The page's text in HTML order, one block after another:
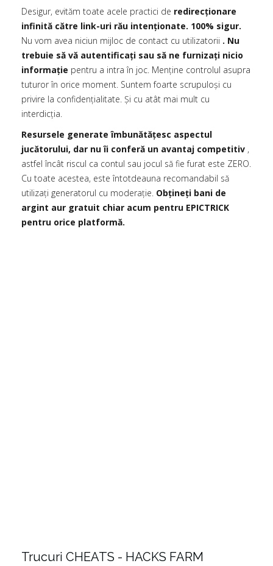
Desigur, evităm toate acele practici de redirecționare
infinită către link-uri rău intenționate. 100% sigur.
Nu vom avea niciun mijloc de contact cu utilizatorii . Nu
trebuie să vă autentificați sau să ne furnizați nicio
informație pentru a intra în joc. Menține controlul asupra
tuturor în orice moment. Suntem foarte scrupuloși cu
privire la confidențialitate. Și cu atât mai mult cu
interdicția.
Resursele generate îmbunătățesc aspectul
jucătorului, dar nu îi conferă un avantaj competitiv ,
astfel încât riscul ca contul sau jocul să fie furat este ZERO.
Cu toate acestea, este întotdeauna recomandabil să
utilizați generatorul cu moderație. Obțineți bani de
argint aur gratuit chiar acum pentru EPICTRICK
pentru orice platformă.
Trucuri CHEATS - HACKS FARM